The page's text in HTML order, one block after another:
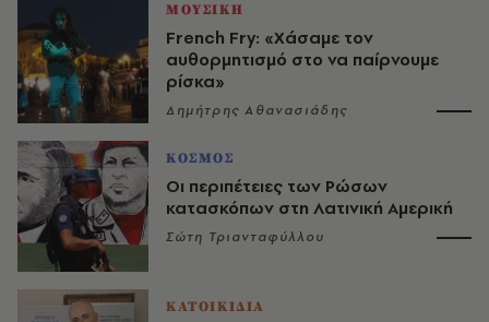
ΜΟΥΣΙΚΗ
French Fry: «Χάσαμε τον
αυθορμητισμό στο να παίρνουμε
ρίσκα»
Δημήτρης Αθανασιάδης
ΚΟΣΜΟΣ
Οι περιπέτειες των Ρώσων
κατασκόπων στη Λατινική Αμερική
Σώτη Τριανταφύλλου
ΚΑΤΟΙΚΙΔΙΑ